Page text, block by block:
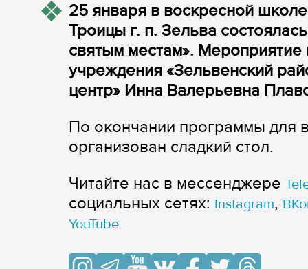
25 января в воскресной
Троицы г. п. Зельва
святым местам». Мероприятие
учреждения «Зельвенский
центр» Инна Валерьевна
По окончании программы для
организован сладкий стол.
Читайте нас в мессенджере
cоциальных сетях: Instagram,
YouTube